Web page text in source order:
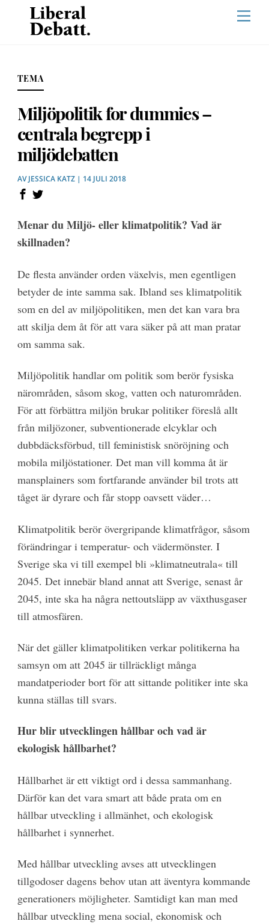
content
TEMA
Miljöpolitik for dummies –
centrala begrepp i
miljödebatten
AVJESSICA KATZ| 14 JULI 2018
Menar du Miljö- eller klimatpolitik? Vad är
skillnaden?
De flesta använder orden växelvis, men egentligen
betyder de inte samma sak. Ibland ses klimatpolitik
som en del av miljöpolitiken, men det kan vara bra
att skilja dem åt för att vara säker på att man pratar
om samma sak.
Miljöpolitik handlar om politik som berör fysiska
närområden, såsom skog, vatten och naturområden.
För att förbättra miljön brukar politiker föreslå allt
från miljözoner, subventionerade elcyklar och
dubbdäcksförbud, till feministisk snöröjning och
mobila miljöstationer. Det man vill komma åt är
mansplainers som fortfarande använder bil trots att
tåget är dyrare och får stopp oavsett väder…
Klimatpolitik berör övergripande klimatfrågor, såsom
förändringar i temperatur- och vädermönster. I
Sverige ska vi till exempel bli »klimatneutrala« till
2045. Det innebär bland annat att Sverige, senast år
2045, inte ska ha några nettoutsläpp av växthusgaser
till atmosfären.
När det gäller klimatpolitiken verkar politikerna ha
samsyn om att 2045 är tillräckligt många
mandatperioder bort för att sittande politiker inte ska
kunna ställas till svars.
Hur blir utvecklingen hållbar och vad är
ekologisk hållbarhet?
Hållbarhet är ett viktigt ord i dessa sammanhang.
Därför kan det vara smart att både prata om en
hållbar utveckling i allmänhet, och ekologisk
hållbarhet i synnerhet.
Med hållbar utveckling avses att utvecklingen
tillgodoser dagens behov utan att äventyra kommande
generationers möjligheter. Samtidigt kan man med
hållbar utveckling mena social, ekonomisk och